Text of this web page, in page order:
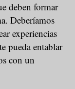
deben formar
Deberíamos
experiencias
pueda entablar
con un